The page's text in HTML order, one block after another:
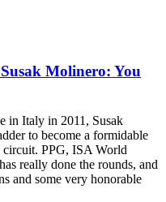
Molinero: You
in Italy in 2011, Susak
to become a formidable
circuit. PPG, ISA World
really done the rounds, and
and some very honorable